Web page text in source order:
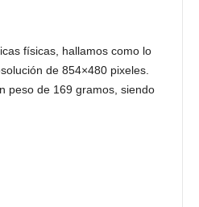
físicas, hallamos como lo
de 854×480 pixeles.
peso de 169 gramos, siendo